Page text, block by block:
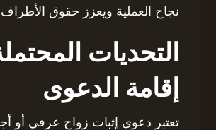
نجاح العملية ويعزز حقوق الأطراف
التحديات
إقامة الدعوى
تعتبر دعوى إثبات زواج عرفي أو